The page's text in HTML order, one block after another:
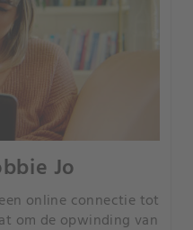
Jo
online connectie tot
om de opwinding van